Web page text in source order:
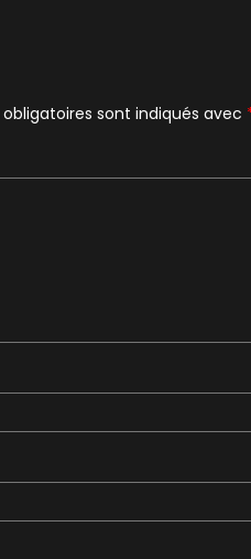
sont indiqués avec